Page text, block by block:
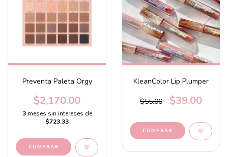
Preventa Paleta Orgy
$2,170.00
3 meses sin intereses de
$723.33
KleanColor Lip Plumper
$55.00 $39.00
COMPRAR